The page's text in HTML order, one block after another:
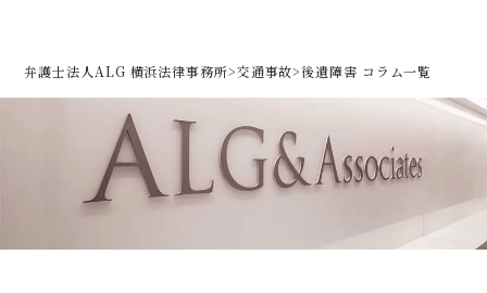
弁護士法人ALG 横浜法律事務所>交通事故>後遺障害 コラム一覧